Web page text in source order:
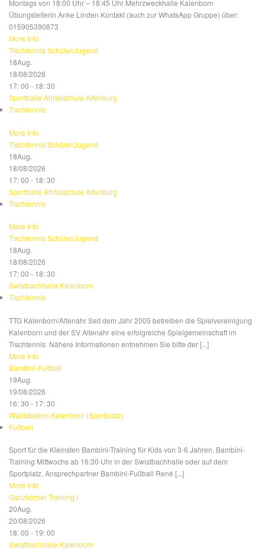
Montags von 18:00 Uhr – 18:45 Uhr Mehrzweckhalle Kalenborn
Übungsleiterin Anke Linden Kontakt (auch zur WhatsApp Gruppe) über:
015905390873
More Info
Tischtennis Schüler/Jugend
18Aug.
18/08/2026
17: 00 - 18: 30
Sporthalle Ahrtalschule Altenburg
Tischtennis
More Info
Tischtennis Schüler/Jugend
18Aug.
18/08/2026
17: 00 - 18: 30
Sporthalle Ahrtalschule Altenburg
Tischtennis
More Info
Tischtennis Schüler/Jugend
18Aug.
18/08/2026
17: 00 - 18: 30
Swistbachhalle Kalenborn
Tischtennis
TTG Kalenborn/Altenahr Seit dem Jahr 2005 betreiben die Spielvereinigung
Kalenborn und der SV Altenahr eine erfolgreiche Spielgemeinschaft im
Tischtennis. Nähere Informationen entnehmen Sie bitte der [...]
More Info
Bambini-Fußball
19Aug.
19/08/2026
16: 30 - 17: 30
Waldstadion Kalenborn (Sportplatz)
Fußball
Sport für die Kleinsten Bambini-Training für Kids von 3-6 Jahren. Bambini-
Training Mittwochs ab 16:30 Uhr in der Swistbachhalle oder auf dem
Sportplatz. Ansprechpartner Bambini-Fußball René [...]
More Info
Ganzkörper Training I
20Aug.
20/08/2026
18: 00 - 19: 00
Swistbachhalle Kalenborn